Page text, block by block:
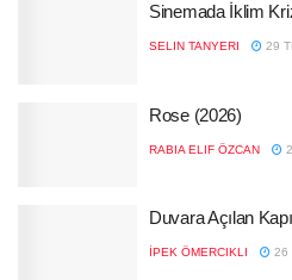
Sinemada İklim
SELIN TANYERI 29
Rose (2026)
RABIA ELIF ÖZCAN
Duvara Açılan
İPEK ÖMERCIKLI 26